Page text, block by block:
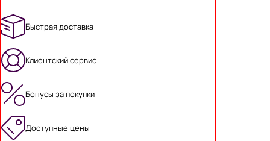
Быстрая доставка
Клиентский сервис
Бонусы за покупки
Доступные цены